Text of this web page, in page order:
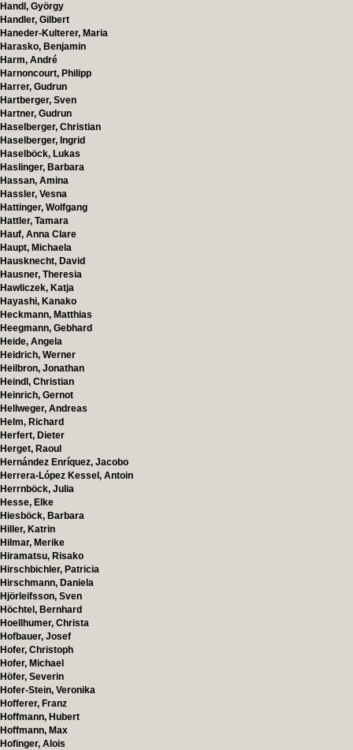
Handl, György
Handler, Gilbert
Haneder-Kulterer, Maria
Harasko, Benjamin
Harm, André
Harnoncourt, Philipp
Harrer, Gudrun
Hartberger, Sven
Hartner, Gudrun
Haselberger, Christian
Haselberger, Ingrid
Haselböck, Lukas
Haslinger, Barbara
Hassan, Amina
Hassler, Vesna
Hattinger, Wolfgang
Hattler, Tamara
Hauf, Anna Clare
Haupt, Michaela
Hausknecht, David
Hausner, Theresia
Hawliczek, Katja
Hayashi, Kanako
Heckmann, Matthias
Heegmann, Gebhard
Heide, Angela
Heidrich, Werner
Heilbron, Jonathan
Heindl, Christian
Heinrich, Gernot
Hellweger, Andreas
Helm, Richard
Herfert, Dieter
Herget, Raoul
Hernández Enríquez, Jacobo
Herrera-López Kessel, Antoin
Herrnböck, Julia
Hesse, Elke
Hiesböck, Barbara
Hiller, Katrin
Hilmar, Merike
Hiramatsu, Risako
Hirschbichler, Patricia
Hirschmann, Daniela
Hjörleifsson, Sven
Höchtel, Bernhard
Hoellhumer, Christa
Hofbauer, Josef
Hofer, Christoph
Hofer, Michael
Höfer, Severin
Hofer-Stein, Veronika
Hofferer, Franz
Hoffmann, Hubert
Hoffmann, Max
Hofinger, Alois